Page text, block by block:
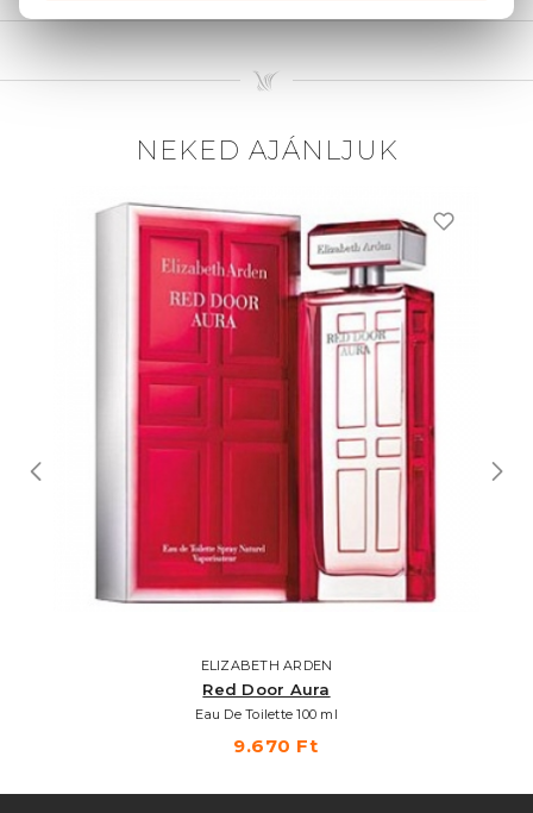
NEKED AJÁNLJUK
ELIZABETH ARDEN
Red Door Aura
Eau De Toilette 100 ml
9.670 Ft